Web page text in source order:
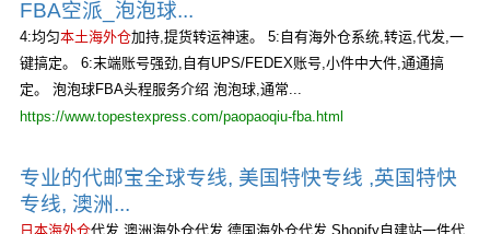
FBA空派_泡泡球...
4:均匀本土海外仓加持,提货转运神速。 5:自有海外仓系统,转运,代发,一
键搞定。 6:末端账号强劲,自有UPS/FEDEX账号,小件中大件,通通搞
定。 泡泡球FBA头程服务介绍 泡泡球,通常...
https://www.topestexpress.com/paopaoqiu-fba.html
专业的代邮宝全球专线, 美国特快专线 ,英国特快
专线, 澳洲...
日本海外仓代发 澳洲海外仓代发 德国海外仓代发 Shopify自建站一件代